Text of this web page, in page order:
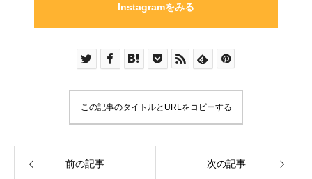
Instagramをみる
この記事のタイトルとURLをコピーする
前の記事 次の記事